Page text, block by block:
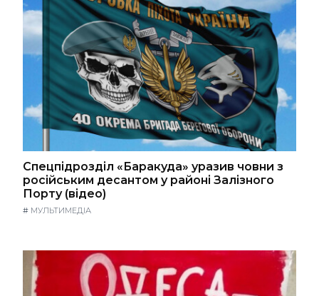
Спецпідрозділ «Баракуда» уразив човни з
російським десантом у районі Залізного
Порту (відео)
# МУЛЬТИМЕДІА